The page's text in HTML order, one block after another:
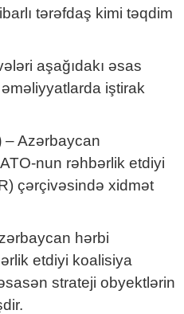
tərəfdaş kimi təqdim
aşağıdakı əsas
iştirak
– Azərbaycan
nun rəhbərlik etdiyi
çərçivəsində xidmət
hərbi
etdiyi koalisiya
strateji obyektlərin